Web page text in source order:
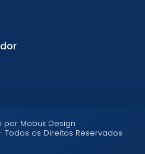
por Mobuk Design
os Direitos Reservados